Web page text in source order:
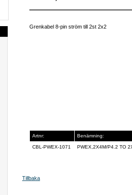
Grenkabel 8-pin ström till 2st 2x2
Artnr: Benämning:
CBL-PWEX-1071 PWEX,2X4M/P4.2 TO
Tillbaka